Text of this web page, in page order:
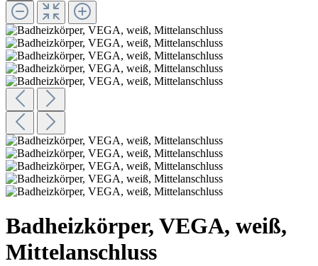
Badheizkörper, VEGA, weiß,
Mittelanschluss